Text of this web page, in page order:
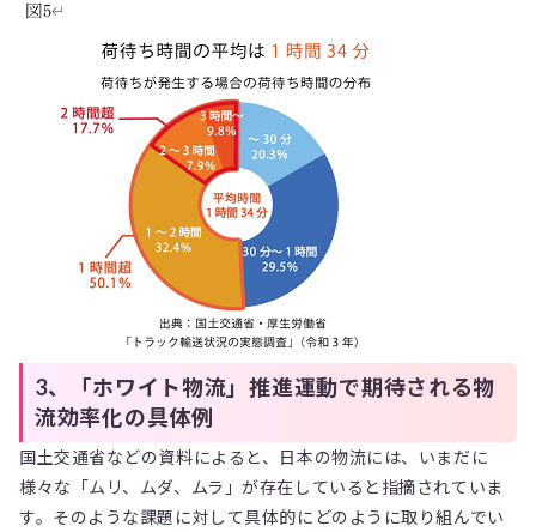
3、「ホワイト物流」推進運動で期待される物
流効率化の具体例
国土交通省などの資料によると、日本の物流には、いまだに
様々な「ムリ、ムダ、ムラ」が存在していると指摘されていま
す。そのような課題に対して具体的にどのように取り組んでい